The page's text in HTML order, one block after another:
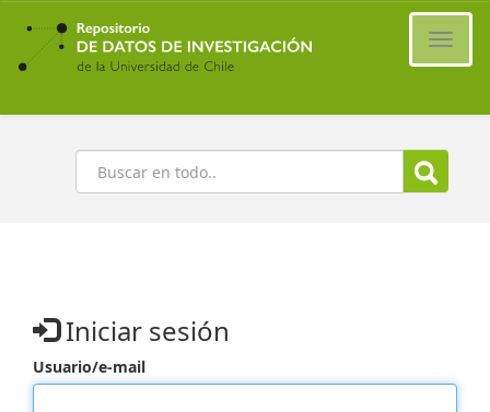
Ir
contenido
principal
Buscar
Iniciar sesión
Usuario/e-mail